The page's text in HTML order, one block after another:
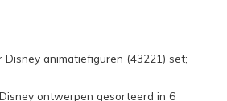
animatiefiguren (43221) set;
ontwerpen gesorteerd in 6